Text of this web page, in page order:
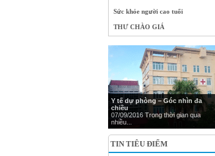
Sức khỏe người cao tuổi
THƯ CHÀO GIÁ
Y tế dự phòng – Góc nhìn đa
chiều
07/09/2016 Trong thời gian qua
nhiều...
TIN TIÊU ĐIỂM